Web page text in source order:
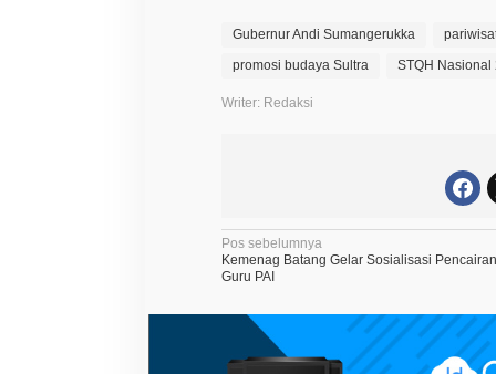
Gubernur Andi Sumangerukka
promosi budaya Sultra
STQH Nasional
Writer: Redaksi
N
a
v
g
Pos sebelumnya
Kemenag Batang Gelar Sosialisasi
Guru PAI